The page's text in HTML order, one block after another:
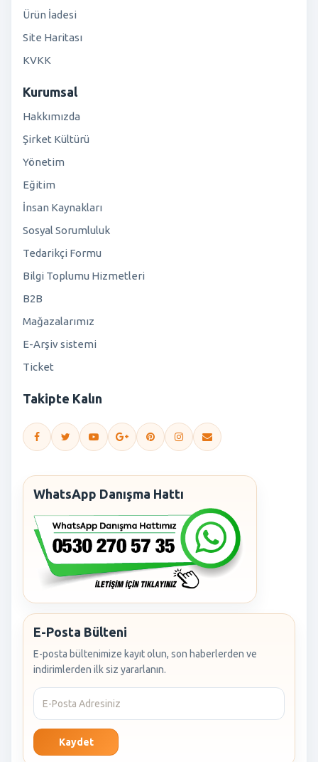
Ürün İadesi
Site Haritası
KVKK
Kurumsal
Hakkımızda
Şirket Kültürü
Yönetim
Eğitim
İnsan Kaynakları
Sosyal Sorumluluk
Tedarikçi Formu
Bilgi Toplumu Hizmetleri
B2B
Mağazalarımız
E-Arşiv sistemi
Ticket
Takipte Kalın
WhatsApp Danışma Hattı
E-Posta Bülteni
E-posta bültenimize kayıt olun, son haberlerden ve
indirimlerden ilk siz yararlanın.
Kaydet